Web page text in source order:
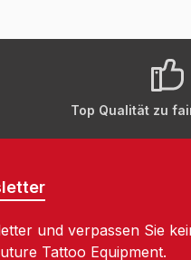
Top Qualität zu
und verpassen Sie
Tattoo Equipment.